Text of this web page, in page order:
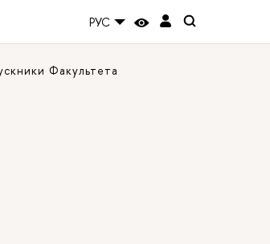
РУС
Факультета